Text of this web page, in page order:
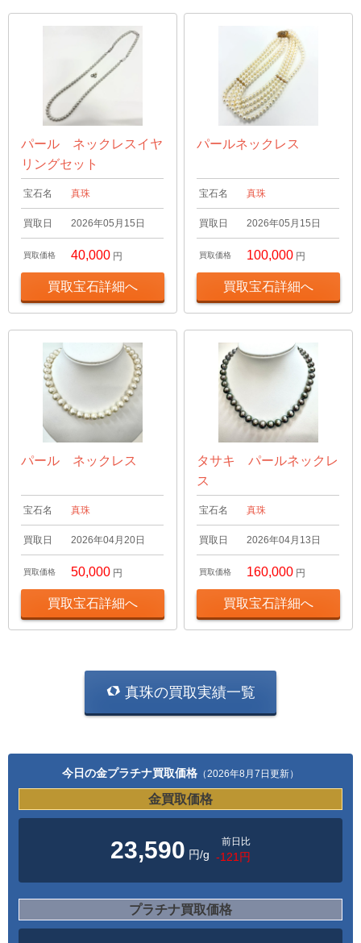
パール ネックレスイヤ
リングセット
宝石名 真珠
買取日 2026年05月15日
買取価格 40,000 円
買取宝石詳細へ
パールネックレス
宝石名 真珠
買取日 2026年05月15日
買取価格 100,000 円
買取宝石詳細へ
パール ネックレス
宝石名 真珠
買取日 2026年04月20日
買取価格 50,000 円
買取宝石詳細へ
タサキ パールネックレ
ス
宝石名 真珠
買取日 2026年04月13日
買取価格 160,000 円
買取宝石詳細へ
真珠の買取実績一覧
今日の金プラチナ買取価格 （2026年8月7日更新）
金買取価格
23,590 円/g
前日比
-121円
プラチナ買取価格